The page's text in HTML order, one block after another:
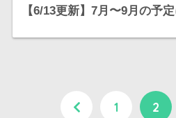
【6/13更新】7月〜9月の予
1 2